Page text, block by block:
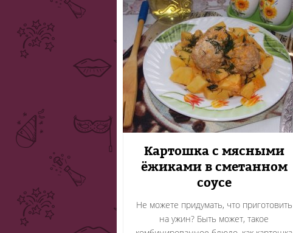
Картошка с мясными
ёжиками в сметанном
соусе
Не можете придумать, что приготовить
на ужин? Быть может, такое